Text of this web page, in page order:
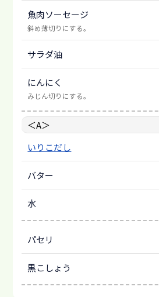
魚肉ソーセージ
斜め薄切りにする。
サラダ油
にんにく
みじん切りにする。
＜A＞
いりこだし
バター
水
パセリ
黒こしょう